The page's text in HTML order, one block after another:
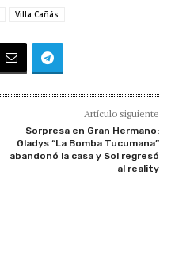
Villa Cañás
Artículo siguiente
Sorpresa en Gran Hermano:
Gladys “La Bomba Tucumana”
abandonó la casa y Sol regresó
al reality